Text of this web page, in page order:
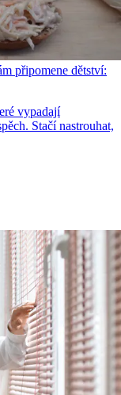
připomene dětství:
vypadají
Stačí nastrouhat,